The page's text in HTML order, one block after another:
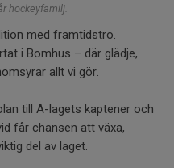
hockeyfamilj.
med framtidstro.
i Bomhus – där glädje,
allt vi gör.
till A-lagets kaptener och
får chansen att växa,
del av laget.